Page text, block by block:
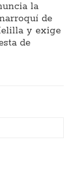
la
de
y exige
de